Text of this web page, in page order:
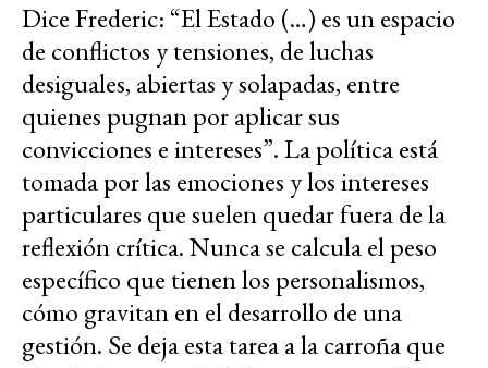
Dice Frederic: “El Estado (…) es un espacio
de conflictos y tensiones, de luchas
desiguales, abiertas y solapadas, entre
quienes pugnan por aplicar sus
convicciones e intereses”. La política está
tomada por las emociones y los intereses
particulares que suelen quedar fuera de la
reflexión crítica. Nunca se calcula el peso
específico que tienen los personalismos,
cómo gravitan en el desarrollo de una
gestión. Se deja esta tarea a la carroña que